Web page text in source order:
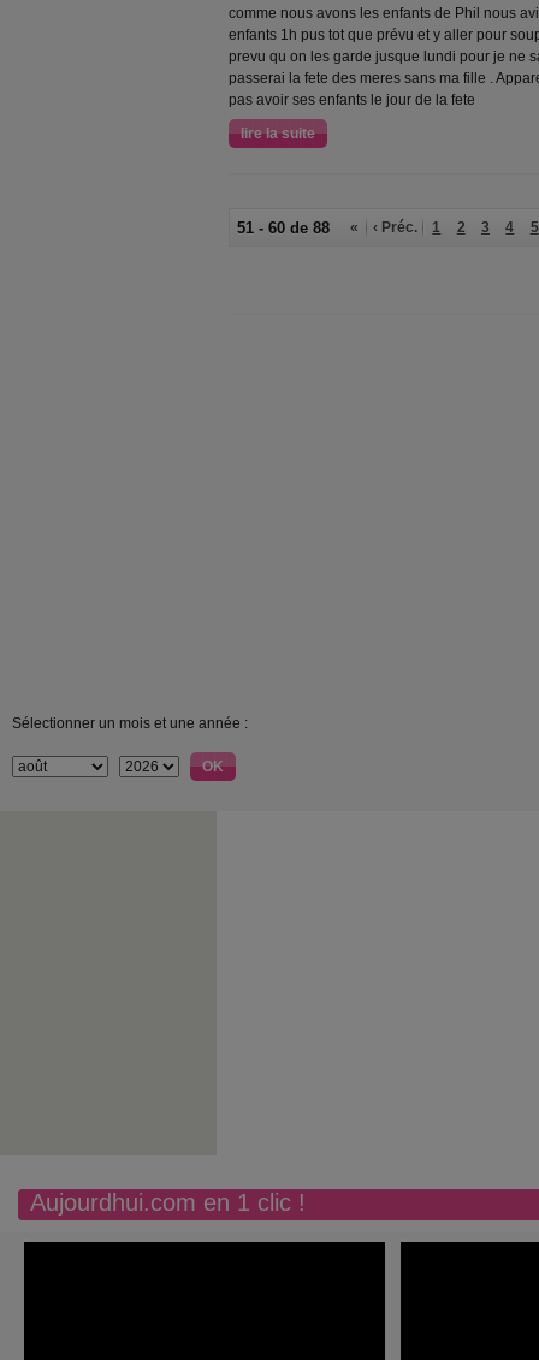
comme nous avons les enfants de Phil nous
enfants 1h pus tot que prévu et y aller pour
prevu qu on les garde jusque lundi pour je ne
passerai la fete des meres sans ma fille .
pas avoir ses enfants le jour de la fete
lire la suite
51 - 60 de 88 « ‹ Préc. 1 2 3 4 5
Sélectionner un mois et une année :
Aujourdhui.com en 1 clic !